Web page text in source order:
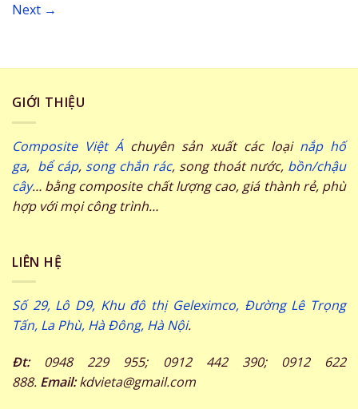
Next →
GIỚI THIỆU
Composite Việt Á chuyên sản xuất các loại nắp hố
ga, bể cáp, song chắn rác, song thoát nước, bồn/chậu
cây… bằng composite chất lượng cao, giá thành rẻ, phù
hợp với mọi công trình…
LIÊN HỆ
Số 29, Lô D9, Khu đô thị Geleximco, Đường Lê Trọng
Tấn, La Phù, Hà Đông, Hà Nội.
Đt:0948 229 955; 0912 442 390; 0912 622
888. Email:kdvieta@gmail.com